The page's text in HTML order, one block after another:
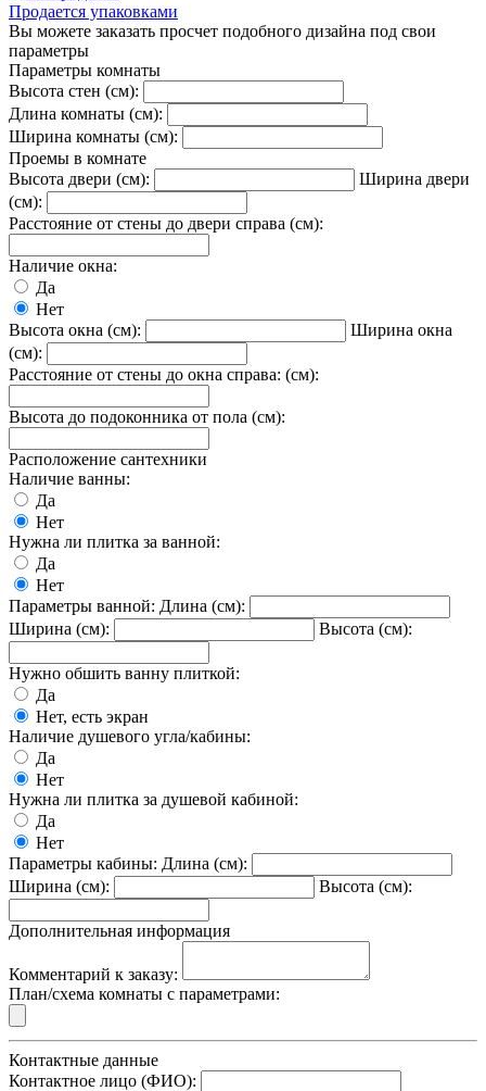
Продается упаковками
Вы можете заказать просчет подобного дизайна под свои
параметры
Параметры комнаты
Высота стен (см):
Длина комнаты (см):
Ширина комнаты (см):
Проемы в комнате
Высота двери (см):
Ширина двери
(см):
Расстояние от стены до двери справа (см):
Наличие окна:
Да
Нет
Высота окна (см):
Ширина окна
(см):
Расстояние от стены до окна справа: (см):
Высота до подоконника от пола (см):
Расположение сантехники
Наличие ванны:
Да
Нет
Нужна ли плитка за ванной:
Да
Нет
Параметры ванной: Длина (см):
Ширина (см):
Высота (см):
Нужно обшить ванну плиткой:
Да
Нет, есть экран
Наличие душевого угла/кабины:
Да
Нет
Нужна ли плитка за душевой кабиной:
Да
Нет
Параметры кабины: Длина (см):
Ширина (см):
Высота (см):
Дополнительная информация
Комментарий к заказу:
План/схема комнаты с параметрами:
Контактные данные
Контактное лицо (ФИО):